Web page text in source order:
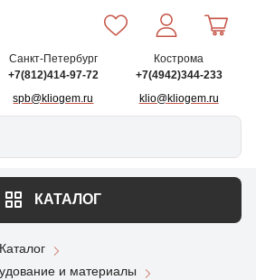
Санкт-Петербург
+7(812)414-97-72
spb@kliogem.ru
Кострома
+7(4942)344-233
klio@kliogem.ru
КАТАЛОГ
Каталог
и материалы